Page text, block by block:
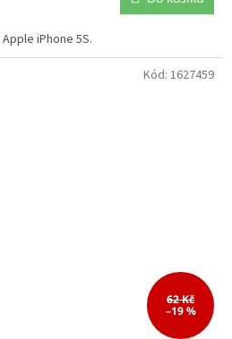
iPhone 5S.
62 Kč
–19 %
Kód: 1627459